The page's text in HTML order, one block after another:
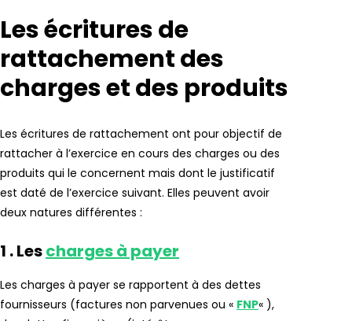
Les écritures de
rattachement des
charges et des produits
Les écritures de rattachement ont pour objectif de
rattacher à l’exercice en cours des charges ou des
produits qui le concernent mais dont le justificatif
est daté de l’exercice suivant. Elles peuvent avoir
deux natures différentes :
1 . Lescharges à payer
Les charges à payer se rapportent à des dettes
fournisseurs (factures non parvenues ou « FNP« ),